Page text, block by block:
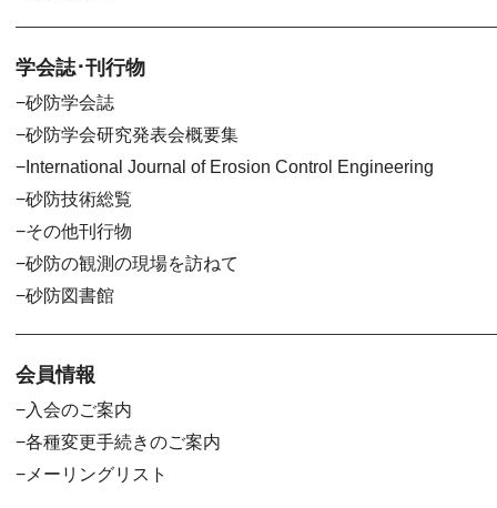
学会誌･刊行物
砂防学会誌
砂防学会研究発表会概要集
International Journal of Erosion Control Engineering
砂防技術総覧
その他刊行物
砂防の観測の現場を訪ねて
砂防図書館
会員情報
入会のご案内
各種変更手続きのご案内
メーリングリスト